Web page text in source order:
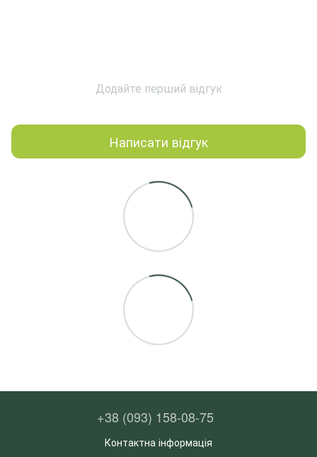
Додайте перший відгук
Написати відгук
+38 (093) 158-08-75
Контактна інформація